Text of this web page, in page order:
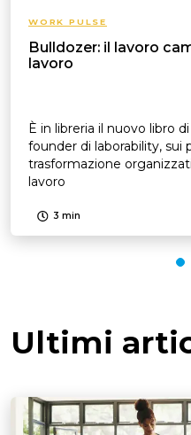
WORK PULSE
Bulldozer: il lavoro
lavoro
È in libreria il nuovo libro
founder di laborability, sui
trasformazione
lavoro
3 min
Ultimi